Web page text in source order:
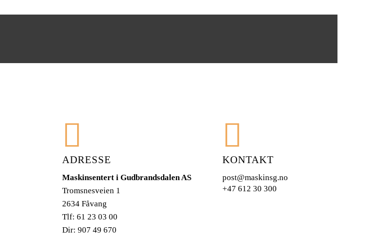
ADRESSE
Maskinsentert i Gudbrandsdalen AS
Tromsnesveien 1
2634 Fåvang
Tlf: 61 23 03 00
Dir: 907 49 670
KONTAKT
post@maskinsg.no
+47 612 30 300